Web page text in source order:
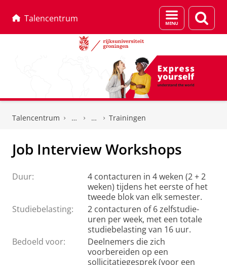
Talencentrum
Menu
en
Talencentrum Trainingen
Job Interview Workshops
Duur:
4 contacturen in 4 weken (2 + 2
weken) tijdens het eerste of het
tweede blok van elk semester.
Studiebelasting:
2 contacturen of 6 zelfstudie-
uren per week, met een totale
studiebelasting van 16 uur.
Bedoeld voor:
Deelnemers die zich
voorbereiden op een
sollicitatiegesprek (voor een